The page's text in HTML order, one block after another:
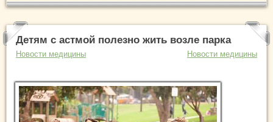
Детям с астмой полезно жить возле парка
Новости медицины Новости медицины